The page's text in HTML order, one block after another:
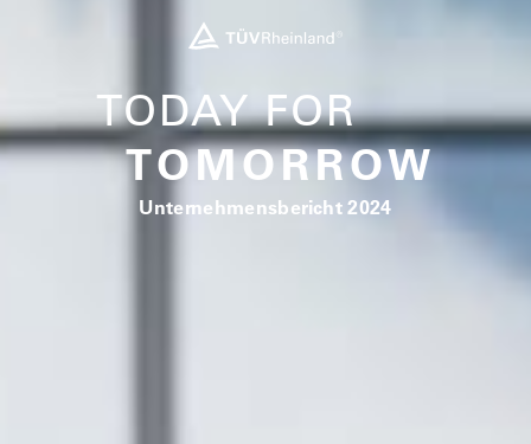
TODAY FOR
TOMORROW
Unternehmensbericht 2024